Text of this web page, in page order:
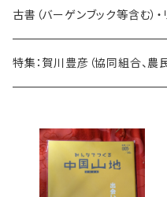
乗り物関連
海外：旅行・文化・地理・歴史
地域振興関連
古書（バーゲンブック等含む）
特集：賀川豊彦（協同組合、農